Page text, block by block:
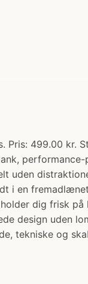
Pris: 499.00
i en
dig frisk
design uden
tekniske og